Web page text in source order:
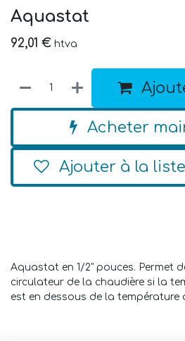
Aquastat
92,01 € htva
Acheter
Ajouter à la
Aquastat en 1/2" pouces. Permet
circulateur de la chaudière si la
est en dessous de la température